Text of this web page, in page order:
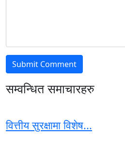
सम्वन्धित समाचारहरु
वित्तीय सुरक्षामा विशेष...